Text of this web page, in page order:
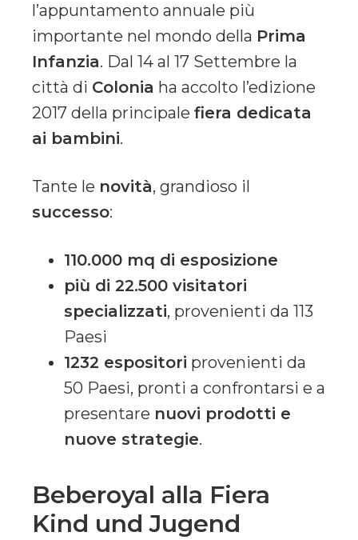
l’appuntamento annuale più
importante nel mondo della Prima
Infanzia. Dal 14 al 17 Settembre la
città di Colonia ha accolto l’edizione
2017 della principale fiera dedicata
ai bambini.
Tante le novità, grandioso il
successo:
110.000 mq di esposizione
più di 22.500 visitatori
specializzati, provenienti da 113
Paesi
1232 espositori provenienti da
50 Paesi, pronti a confrontarsi e a
presentare nuovi prodotti e
nuove strategie.
Beberoyal alla Fiera
Kind und Jugend